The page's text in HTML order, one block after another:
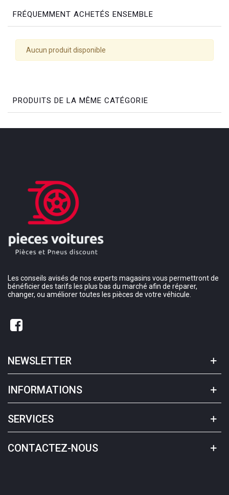
FRÉQUEMMENT ACHETÉS ENSEMBLE
Aucun produit disponible
PRODUITS DE LA MÊME CATÉGORIE
Les conseils avisés de nos experts magasins vous permettront de
bénéficier des tarifs les plus bas du marché afin de réparer,
changer, ou améliorer toutes les pièces de votre véhicule.
NEWSLETTER
INFORMATIONS
SERVICES
CONTACTEZ-NOUS